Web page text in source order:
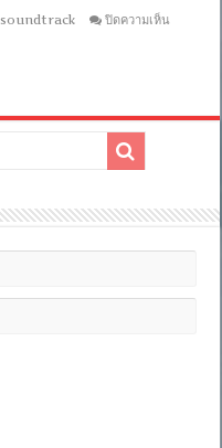
soundtrack ปิดความเห็นบน
THE
บรรยาย